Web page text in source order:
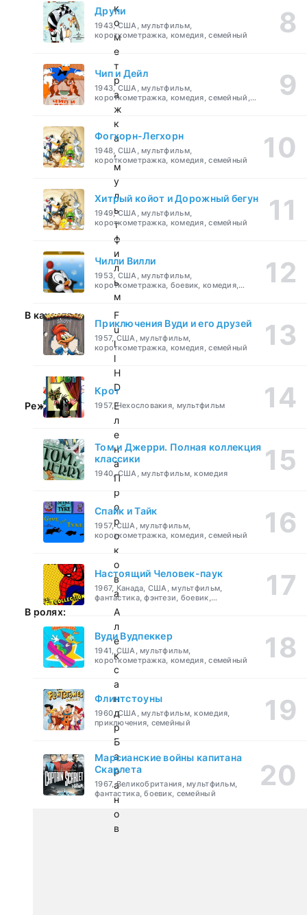
к
о
м
е
т
р
а
ж
к
а
,
м
у
л
ь
т
ф
и
л
ь
м
В качестве:
F
u
l
l
H
D
Режиссер:
Е
л
е
н
а
П
р
о
р
о
к
о
в
а
В ролях:
А
л
е
к
с
а
н
д
р
Б
а
р
а
н
о
в
Друпи
1943, США, мультфильм,
короткометражка, комедия, семейный
Чип и Дейл
1943, США, мультфильм,
короткометражка, комедия, семейный,
детский
Фогхорн-Легхорн
1948, США, мультфильм,
короткометражка, комедия, семейный
Хитрый койот и Дорожный бегун
1949, США, мультфильм,
короткометражка, комедия, семейный
Чилли Вилли
1953, США, мультфильм,
короткометражка, боевик, комедия,
приключения, семейный
Приключения Вуди и его друзей
1957, США, мультфильм,
короткометражка, комедия, семейный
Крот
1957, Чехословакия, мультфильм
Том и Джерри. Полная коллекция
классики
1940, США, мультфильм, комедия
Спайк и Тайк
1957, США, мультфильм,
короткометражка, комедия, семейный
Настоящий Человек-паук
1967, Канада, США, мультфильм,
фантастика, фэнтези, боевик,
приключения, семейный
Вуди Вудпеккер
1941, США, мультфильм,
короткометражка, комедия, семейный
Флинтстоуны
1960, США, мультфильм, комедия,
приключения, семейный
Марсианские войны капитана
Скарлета
1967, Великобритания, мультфильм,
фантастика, боевик, семейный